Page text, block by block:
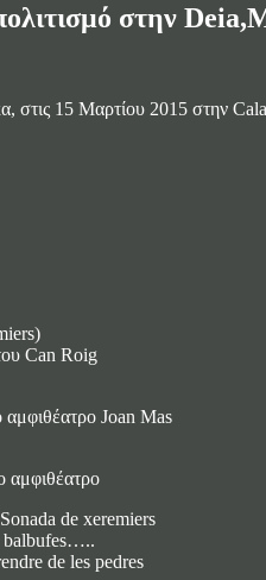
στην
στις 15 Μαρτίου 2015 στην
Can Roig
αμφιθέατρο Joan Mas
αμφιθέατρο
de xeremiers
balbufes…..
de les pedres